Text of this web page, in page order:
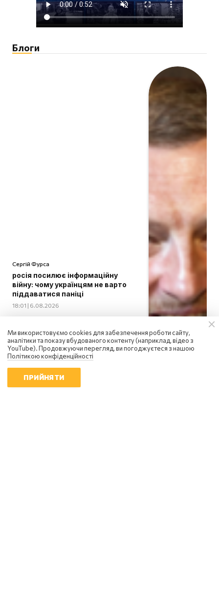
Блоги
Сергій Фурса
росія посилює інформаційну
війну: чому українцям не варто
піддаватися паніці
18:01 | 6.08.2026
Ми використовуємо cookies для забезпечення роботи сайту,
аналітики та показу вбудованого контенту (наприклад, відео з
YouTube). Продовжуючи перегляд, ви погоджуєтеся з нашою
Політикою конфіденційності
ПРИЙНЯТИ